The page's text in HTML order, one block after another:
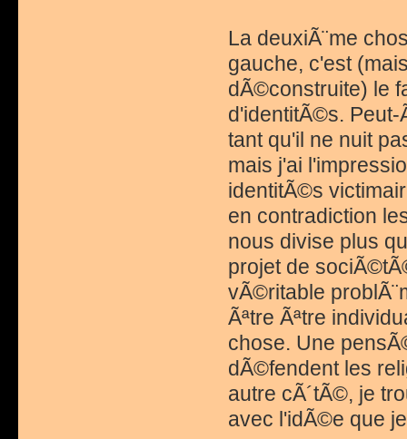
La deuxiÃ¨me
gauche, c'est
dÃ©construite) le
d'identitÃ©s. Peut-
tant qu'il ne nuit
mais j'ai
identitÃ©s
en contradiction
nous divise plus
projet de
vÃ©ritable
Ãªtre Ãªtre
chose. Une
dÃ©fendent les
autre cÃ´tÃ©, je
avec l'idÃ©e que